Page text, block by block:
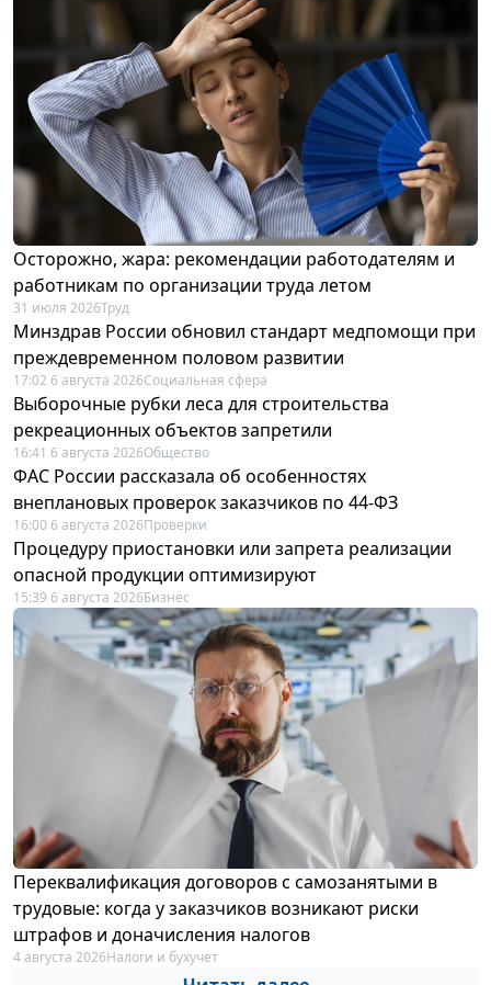
Осторожно, жара: рекомендации работодателям и
работникам по организации труда летом
31 июля 2026Труд
Минздрав России обновил стандарт медпомощи при
преждевременном половом развитии
17:02 6 августа 2026Социальная сфера
Выборочные рубки леса для строительства
рекреационных объектов запретили
16:41 6 августа 2026Общество
ФАС России рассказала об особенностях
внеплановых проверок заказчиков по 44-ФЗ
16:00 6 августа 2026Проверки
Процедуру приостановки или запрета реализации
опасной продукции оптимизируют
15:39 6 августа 2026Бизнес
Переквалификация договоров с самозанятыми в
трудовые: когда у заказчиков возникают риски
штрафов и доначисления налогов
4 августа 2026Налоги и бухучет